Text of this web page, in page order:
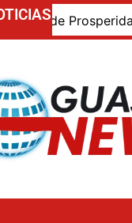
en La Guajira